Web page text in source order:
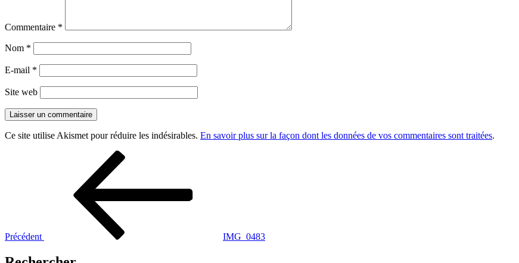
Commentaire *
Nom *
E-mail *
Site web
Ce site utilise Akismet pour réduire les indésirables. En savoir plus sur la façon dont les données de vos commentaires sont traitées.
Précédent IMG_0483